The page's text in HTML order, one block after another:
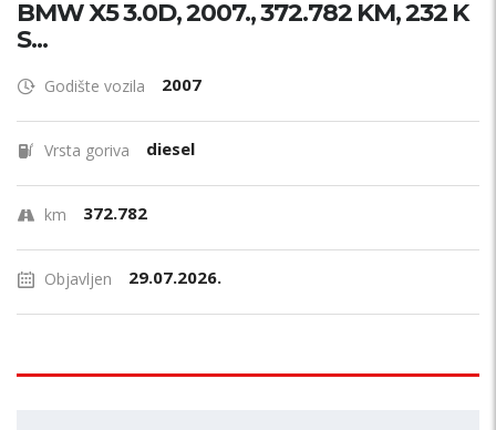
BMW X5 3.0D, 2007., 372.782 KM, 232 K
S...
Godište vozila 2007
Vrsta goriva diesel
km 372.782
Objavljen 29.07.2026.